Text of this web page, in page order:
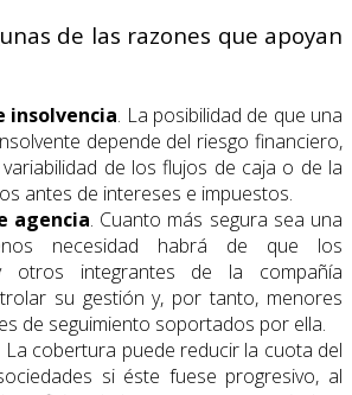
de las razones que apoyan
insolvencia. La posibilidad de que una
depende del riesgo financiero,
de los flujos de caja o de la
antes de intereses e impuestos.
agencia. Cuanto más segura sea una
necesidad habrá de que los
otros integrantes de la compañía
su gestión y, por tanto, menores
de seguimiento soportados por ella.
La cobertura puede reducir la cuota del
si éste fuese progresivo, al